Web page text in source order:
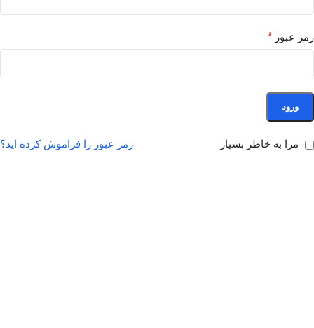
رمز عبور *
ورود
رمز عبور را فراموش کرده اید؟ مرا به خاطر بسپار